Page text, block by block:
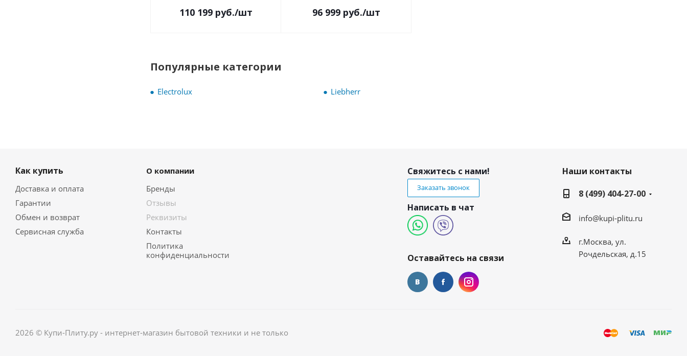
110 199 руб./шт 96 999 руб./шт
Популярные категории
Electrolux Liebherr
Как купить
Доставка и оплата
Гарантии
Обмен и возврат
Сервисная служба
О компании
Бренды
Отзывы
Реквизиты
Контакты
Политика
конфиденциальности
Свяжитесь с нами!
Заказать звонок
Написать в чат
Оставайтесь на связи
Наши контакты
8 (499) 404-27-00
info@kupi-plitu.ru
г.Москва, ул.
Рочдельская, д.15
2026 © Купи-Плиту.ру - интернет-магазин бытовой техники и не только